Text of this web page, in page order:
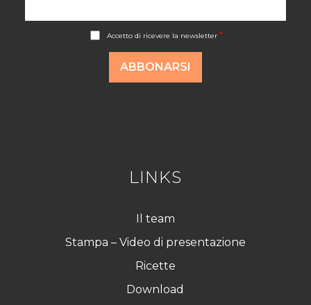
Accetto di ricevere la newsletter *
ABBONARSI
LINKS
Il team
Stampa – Video di presentazione
Ricette
Download